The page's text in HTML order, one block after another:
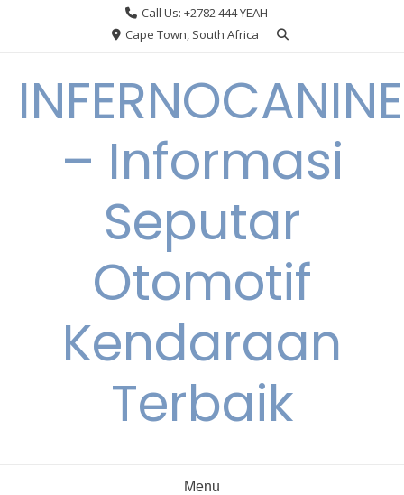
Call Us: +2782 444 YEAH
Cape Town, South Africa
INFERNOCANINE
– Informasi
Seputar
Otomotif
Kendaraan
Terbaik
Menu